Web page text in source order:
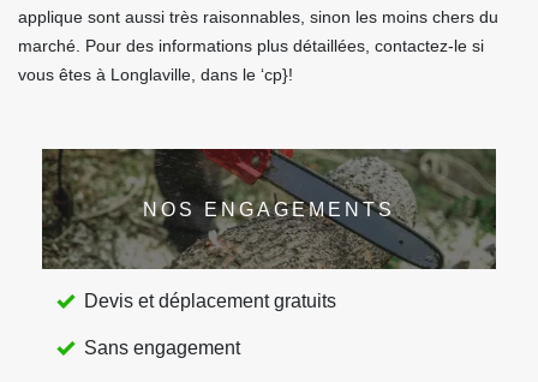
applique sont aussi très raisonnables, sinon les moins chers du
marché. Pour des informations plus détaillées, contactez-le si
vous êtes à Longlaville, dans le ‘cp}!
NOS ENGAGEMENTS
Devis et déplacement gratuits
Sans engagement